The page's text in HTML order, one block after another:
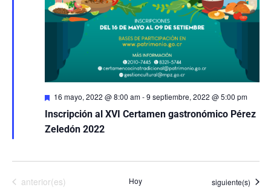
Inscripción al XVI Certamen gastronómico Pérez
Zeledón 2022
Destacado
16 mayo, 2022 @ 8:00 am-9 septiembre, 2022 @ 5:00 pm
Eventos
anterior(es) Hoy Eventos
siguiente(s)